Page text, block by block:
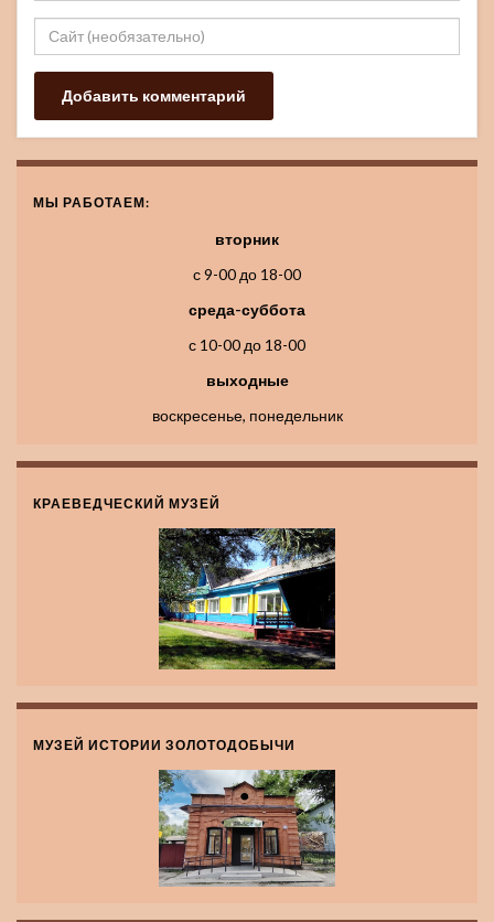
МЫ РАБОТАЕМ:
вторник
с 9-00 до 18-00
среда-суббота
с 10-00 до 18-00
выходные
воскресенье, понедельник
КРАЕВЕДЧЕСКИЙ МУЗЕЙ
МУЗЕЙ ИСТОРИИ ЗОЛОТОДОБЫЧИ